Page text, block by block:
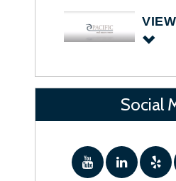
Social